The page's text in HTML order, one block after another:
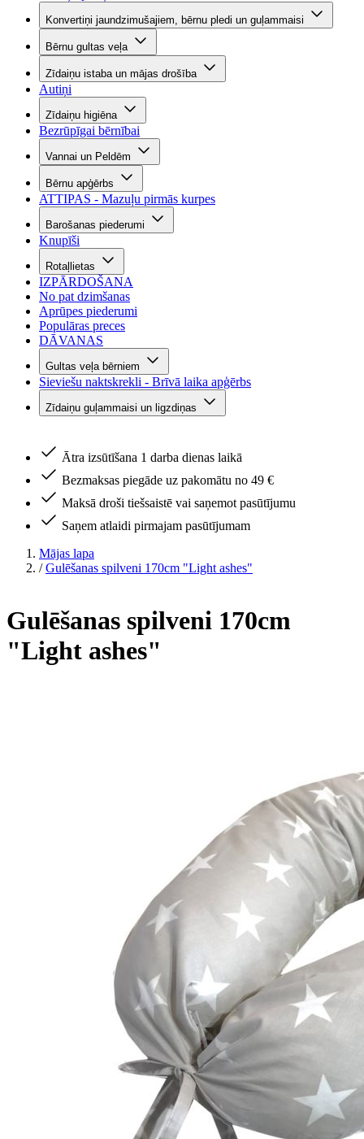
Konvertiņi jaundzimušajiem, bērnu pledi un guļammaisi
Bērnu gultas veļa
Zīdaiņu istaba un mājas drošība
Autiņi
Zīdaiņu higiēna
Bezrūpīgai bērnībai
Vannai un Peldēm
Bērnu apģērbs
ATTIPAS - Mazuļu pirmās kurpes
Barošanas piederumi
Knupīši
Rotaļlietas
IZPĀRDOŠANA
No pat dzimšanas
Aprūpes piederumi
Populāras preces
DĀVANAS
Gultas veļa bērniem
Sieviešu naktskrekli - Brīvā laika apģērbs
Zīdaiņu guļammaisi un ligzdiņas
Ātra izsūtīšana 1 darba dienas laikā
Bezmaksas piegāde uz pakomātu no 49 €
Maksā droši tiešsaistē vai saņemot pasūtījumu
Saņem atlaidi pirmajam pasūtījumam
Mājas lapa
/ Gulēšanas spilveni 170cm "Light ashes"
Gulēšanas spilveni 170cm
"Light ashes"